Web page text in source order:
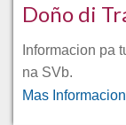
Doño di
Informacion pa
na SVb.
Mas Informacion